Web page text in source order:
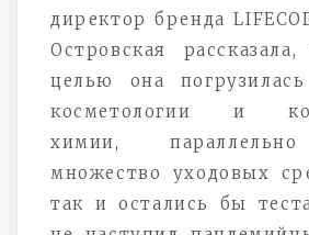
директор бренда
Островская
целью она
косметологии и
химии,
множество уходовых
так и остались бы